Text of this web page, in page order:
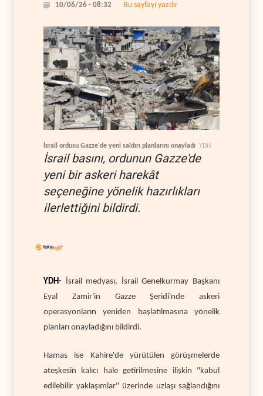
10/06/26 - 08:32 Bu sayfayı yazdır
İsrail ordusu Gazze'de yeni saldırı planlarını onayladı YDH
İsrail basını, ordunun Gazze'de
yeni bir askeri harekât
seçeneğine yönelik hazırlıkları
ilerlettiğini bildirdi.
YDH- İsrail medyası, İsrail Genelkurmay Başkanı
Eyal Zamir'in Gazze Şeridi'nde askeri
operasyonların yeniden başlatılmasına yönelik
planları onayladığını bildirdi.
Hamas ise Kahire'de yürütülen görüşmelerde
ateşkesin kalıcı hale getirilmesine ilişkin "kabul
edilebilir yaklaşımlar" üzerinde uzlaşı sağlandığını